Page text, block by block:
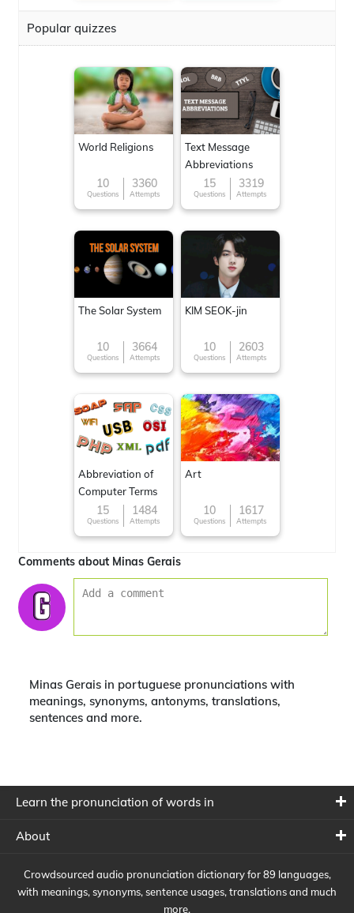
Popular quizzes
World Religions
10
Questions
3360
Attempts
Text Message
Abbreviations
15
Questions
3319
Attempts
The Solar System
10
Questions
3664
Attempts
KIM SEOK-jin
10
Questions
2603
Attempts
Abbreviation of
Computer Terms
15
Questions
1484
Attempts
Art
10
Questions
1617
Attempts
Comments about Minas Gerais
Minas Gerais in portuguese pronunciations with
meanings, synonyms, antonyms, translations,
sentences and more.
Learn the pronunciation of words in
About
Crowdsourced audio pronunciation dictionary for 89 languages,
with meanings, synonyms, sentence usages, translations and much
more.